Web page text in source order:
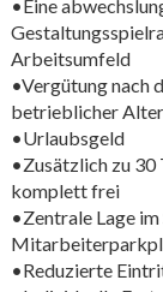
•Eine
Arbeitsumfeld
•Vergütung nach
betrieblicher
•Urlaubsgeld
•Zusätzlich zu 30
komplett frei
•Zentrale Lage
•Reduzierte